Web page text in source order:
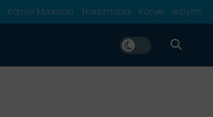
Kömür Masalları Hakkımızda Künye İletişim